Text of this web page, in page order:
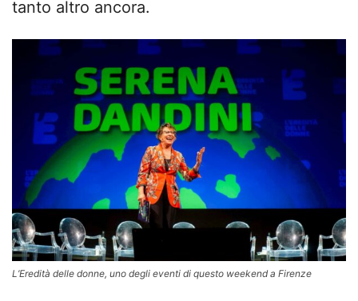
tanto altro ancora.
L’Eredità delle donne, uno degli eventi di questo weekend a Firenze